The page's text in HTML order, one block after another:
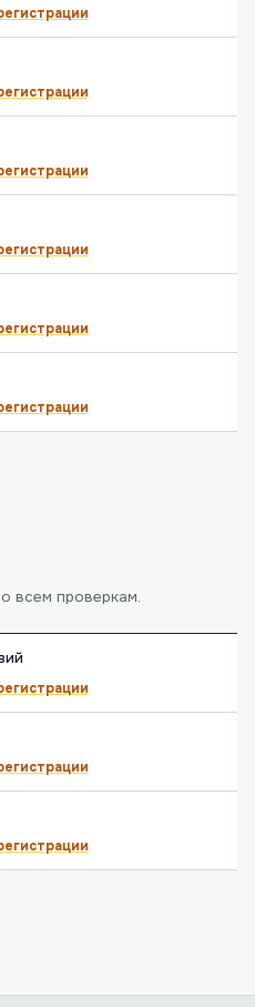
всем проверкам.